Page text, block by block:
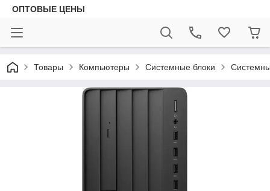
ОПТОВЫЕ ЦЕНЫ
Товары Компьютеры Системные блоки